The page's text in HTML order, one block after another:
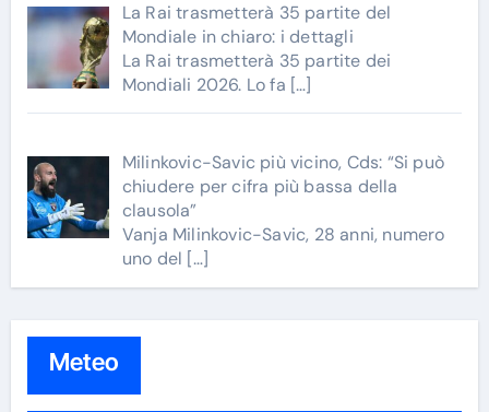
La Rai trasmetterà 35 partite del
Mondiale in chiaro: i dettagli
La Rai trasmetterà 35 partite dei
Mondiali 2026. Lo fa […]
Milinkovic-Savic più vicino, Cds: “Si può
chiudere per cifra più bassa della
clausola”
Vanja Milinkovic-Savic, 28 anni, numero
uno del […]
Meteo